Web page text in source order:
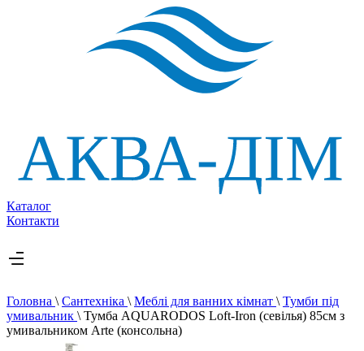
Каталог
Контакти
Головна \ Сантехніка \ Меблі для ванних кімнат \ Тумби під
умивальник \ Тумба AQUARODOS Loft-Iron (севілья) 85см з
умивальником Arte (консольна)